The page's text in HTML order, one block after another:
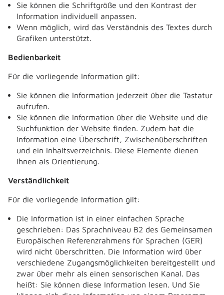
Sie können die Schriftgröße und den Kontrast der
Information individuell anpassen.
Wenn möglich, wird das Verständnis des Textes durch
Grafiken unterstützt.
Bedienbarkeit
Für die vorliegende Information gilt:
Sie können die Information jederzeit über die Tastatur
aufrufen.
Sie können die Information über die Website und die
Suchfunktion der Website finden. Zudem hat die
Information eine Überschrift, Zwischenüberschriften
und ein Inhaltsverzeichnis. Diese Elemente dienen
Ihnen als Orientierung.
Verständlichkeit
Für die vorliegende Information gilt:
Die Information ist in einer einfachen Sprache
geschrieben: Das Sprachniveau B2 des Gemeinsamen
Europäischen Referenzrahmens für Sprachen (GER)
wird nicht überschritten. Die Information wird über
verschiedene Zugangsmöglichkeiten bereitgestellt und
zwar über mehr als einen sensorischen Kanal. Das
heißt: Sie können diese Information lesen. Und Sie